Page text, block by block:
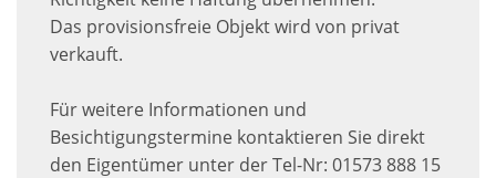
Das provisionsfreie Objekt wird von privat
verkauft.
Für weitere Informationen und
Besichtigungstermine kontaktieren Sie direkt
den Eigentümer unter der Tel-Nr: 01573 888 15